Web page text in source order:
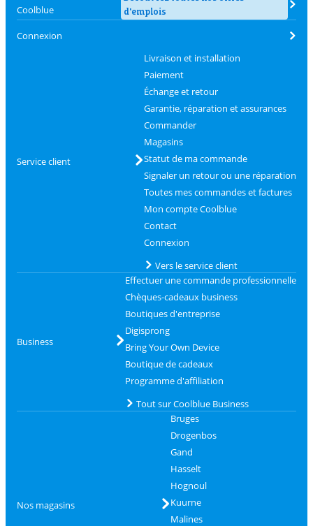
Coolblue
d'emplois
Connexion
Service client
Livraison et installation
Paiement
Échange et retour
Garantie, réparation et assurances
Commander
Magasins
Statut de ma commande
Signaler un retour ou une réparation
Toutes mes commandes et factures
Mon compte Coolblue
Contact
Connexion
Vers le service client
Business
Effectuer une commande professionnelle
Chèques-cadeaux business
Boutiques d'entreprise
Digisprong
Bring Your Own Device
Boutique de cadeaux
Programme d'affiliation
Tout sur Coolblue Business
Nos magasins
Bruges
Drogenbos
Gand
Hasselt
Hognoul
Kuurne
Malines